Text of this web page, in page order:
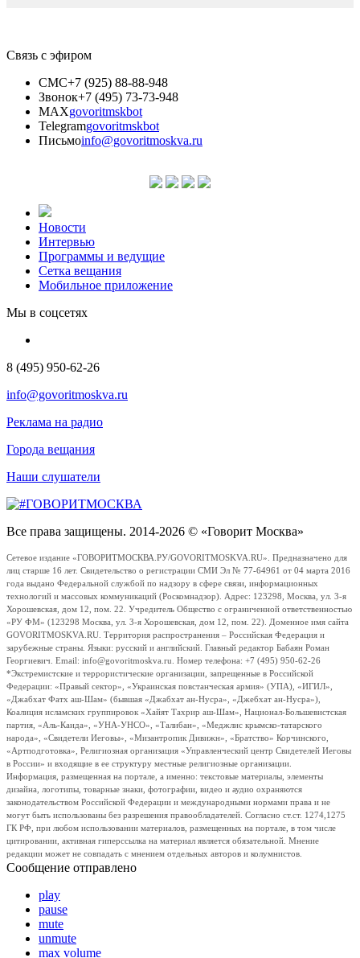
Связь с эфиром
СМС+7 (925) 88-88-948
Звонок+7 (495) 73-73-948
MAXgovoritmskbot
Telegramgovoritmskbot
Письмоinfo@govoritmoskva.ru
Новости
Интервью
Программы и ведущие
Сетка вещания
Мобильное приложение
Мы в соцсетях
8 (495) 950-62-26
info@govoritmoskva.ru
Реклама на радио
Города вещания
Наши слушатели
Все права защищены. 2014-2026 © «Говорит Москва»
Сетевое издание «ГОВОРИТМОСКВА.РУ/GOVORITMOSKVA.RU». Предназначено для
лиц старше 16 лет. Свидетельство о регистрации СМИ Эл № 77-64961 от 04 марта 2016
года выдано Федеральной службой по надзору в сфере связи, информационных
технологий и массовых коммуникаций (Роскомнадзор). Адрес: 123298, Москва, ул. 3-я
Хорошевская, дом 12, пом. 22. Учредитель Общество с ограниченной ответственностью
«РУ ФМ» (123298 Москва, ул. 3-я Хорошевская, дом 12, пом. 22). Доменное имя сайта
GOVORITMOSKVA.RU. Территория распространения – Российская Федерация и
зарубежные страны. Языки: русский и английский. Главный редактор Бабаян Роман
Георгиевич. Email: info@govoritmoskva.ru. Номер телефона: +7 (495) 950-62-26
*Экстремистские и террористические организации, запрещенные в Российской
Федерации: «Правый сектор», «Украинская повстанческая армия» (УПА), «ИГИЛ»,
«Джабхат Фатх аш-Шам» (бывшая «Джабхат ан-Нусра», «Джебхат ан-Нусра»),
Коалиция исламских группировок «Хайят Тахрир аш-Шам», Национал-Большевистская
партия, «Аль-Каида», «УНА-УНСО», «Талибан», «Меджлис крымско-татарского
народа», «Свидетели Иеговы», «Мизантропик Дивижн», «Братство» Корчинского,
«Артподготовка», Религиозная организация «Управленческий центр Свидетелей Иеговы
в России» и входящие в ее структуру местные религиозные организации.
Информация, размещенная на портале, а именно: текстовые материалы, элементы
дизайна, логотипы, товарные знаки, фотографии, видео и аудио охраняются
законодательством Российской Федерации и международными нормами права и не
могут быть использованы без разрешения правообладателей. Согласно ст.ст. 1274,1275
ГК РФ, при любом использовании материалов, размещенных на портале, в том числе
цитировании, активная гиперссылка на материал является обязательной. Мнение
редакции может не совпадать с мнением отдельных авторов и колумнистов.
Сообщение отправлено
play
pause
mute
unmute
max volume